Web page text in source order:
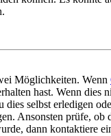
Möglichkeiten. Wenn
hast. Wenn dies
selbst erledigen
Ansonsten prüfe, ob
dann kontaktiere